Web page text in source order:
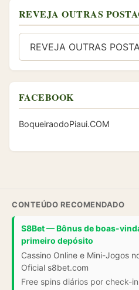
REVEJA OUTRAS
FACEBOOK
BoqueiraodoPiaui.COM
CONTEÚDO RECOMENDADO
S8Bet — Bônus de boas-
primeiro depósito
Cassino Online e Mini-Jogos
Oficial s8bet.com
Free spins diários por check-